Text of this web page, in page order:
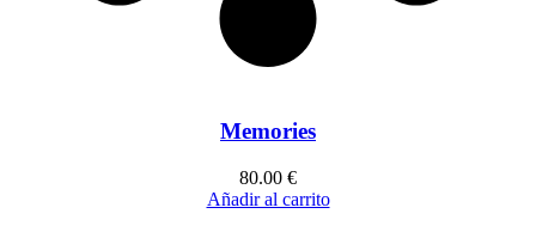
Memories
80.00 €
Añadir al carrito